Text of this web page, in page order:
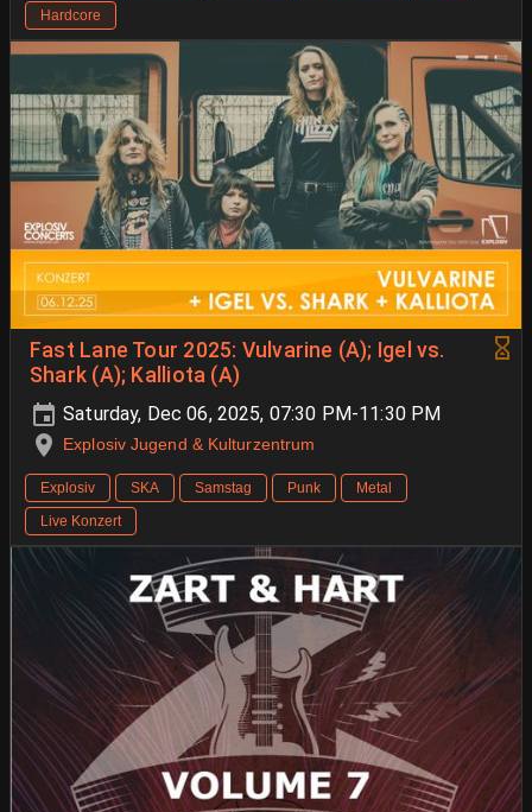
Hardcore
Fast Lane Tour 2025: Vulvarine (A); Igel vs.
Shark (A); Kalliota (A)
Saturday, Dec 06, 2025, 07:30 PM-11:30 PM
Explosiv Jugend & Kulturzentrum
Explosiv SKA Samstag Punk
Metal
Live Konzert